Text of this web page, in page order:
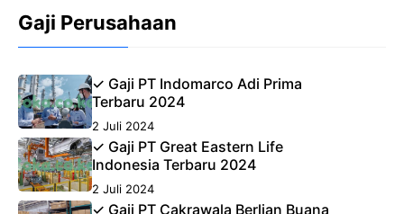
Gaji Perusahaan
✓ Gaji PT Indomarco Adi Prima
Terbaru 2024
2 Juli 2024
✓ Gaji PT Great Eastern Life
Indonesia Terbaru 2024
2 Juli 2024
✓ Gaji PT Cakrawala Berlian Buana